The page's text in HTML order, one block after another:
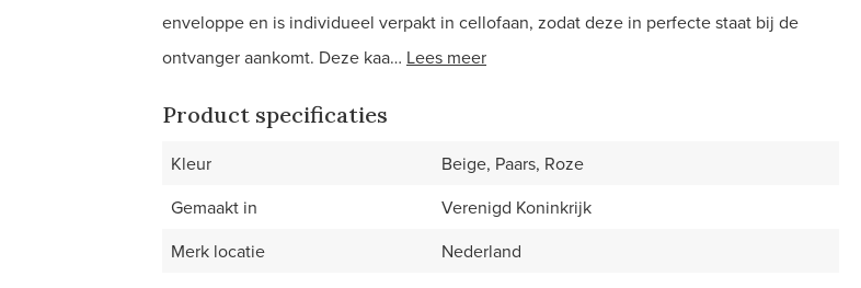
enveloppe en is individueel verpakt in cellofaan, zodat deze in perfecte staat bij de
ontvanger aankomt. Deze kaa… Lees meer
Product specificaties
Kleur
Beige, Paars, Roze
Gemaakt in
Verenigd Koninkrijk
Merk locatie
Nederland